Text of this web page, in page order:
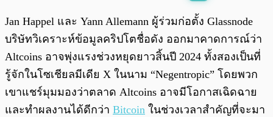
Jan Happel และ Yann Allemann ผู้ร่วมก่อตั้ง Glassnode
บริษัทวิเคราะห์ข้อมูลคริปโตชื่อดัง ออกมาคาดการณ์ว่า
Altcoins อาจพุ่งแรงช่วงหยุดยาวสิ้นปี 2024 ทั้งสองเป็นที่
รู้จักในโซเชียลมีเดีย X ในนาม “Negentropic” โดยพวก
เขาแชร์มุมมองว่าตลาด Altcoins อาจมีโอกาสเฉิดฉาย
และทำผลงานได้ดีกว่า Bitcoin ในช่วงเวลาสำคัญที่จะมา